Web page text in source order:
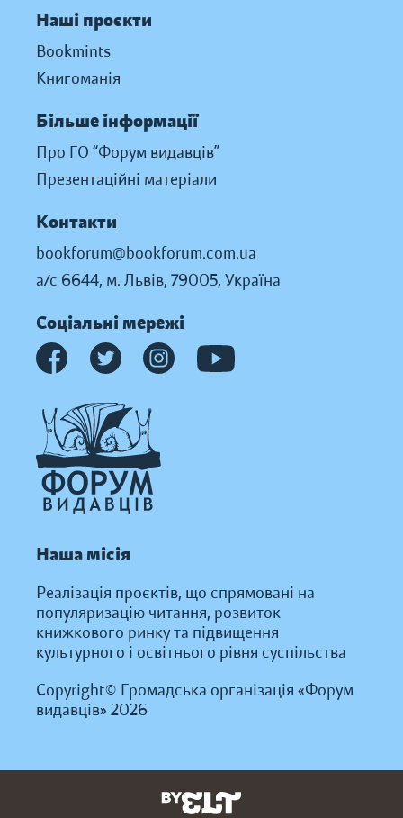
Наші проєкти
Bookmints
Книгоманія
Більше інформації
Про ГО “Форум видавців”
Презентаційні матеріали
Контакти
bookforum@bookforum.com.ua
а/с 6644, м. Львів, 79005, Україна
Соціальні мережі
Наша місія
Реалізація проєктів, що спрямовані на
популяризацію читання, розвиток
книжкового ринку та підвищення
культурного і освітнього рівня суспільства
Copyright© Громадська організація «Форум
видавців» 2026